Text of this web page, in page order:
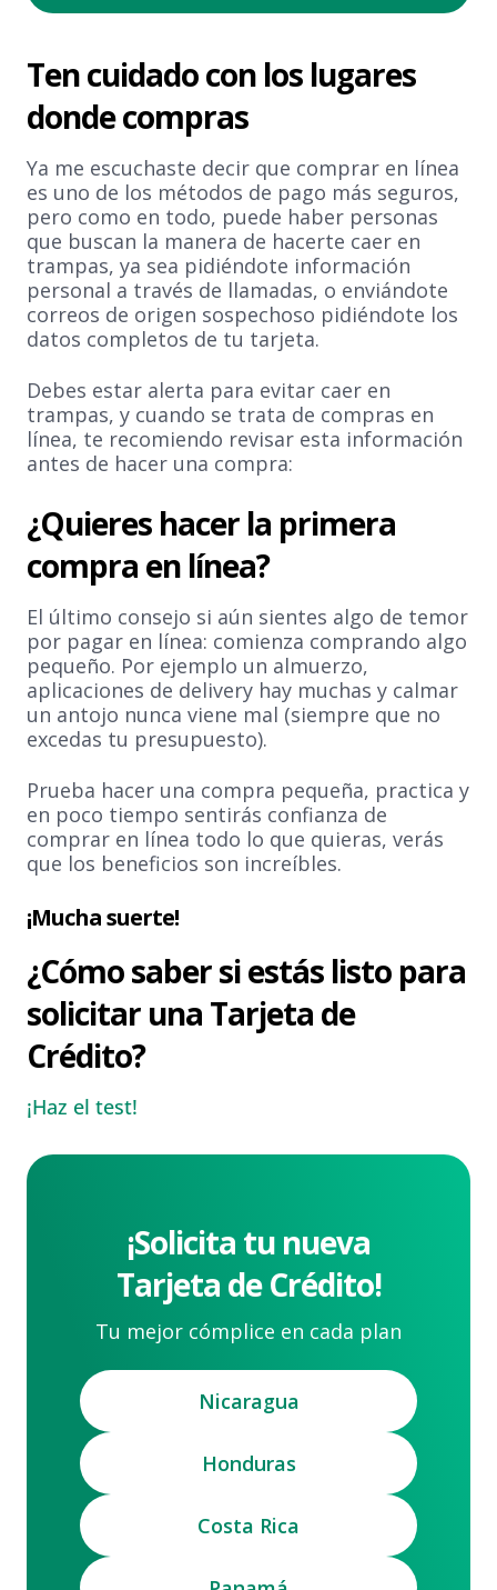
Ten cuidado con los lugares
donde compras
Ya me escuchaste decir que comprar en línea
es uno de los métodos de pago más seguros,
pero como en todo, puede haber personas
que buscan la manera de hacerte caer en
trampas, ya sea pidiéndote información
personal a través de llamadas, o enviándote
correos de origen sospechoso pidiéndote los
datos completos de tu tarjeta.
Debes estar alerta para evitar caer en
trampas, y cuando se trata de compras en
línea, te recomiendo revisar esta información
antes de hacer una compra:
¿Quieres hacer la primera
compra en línea?
El último consejo si aún sientes algo de temor
por pagar en línea: comienza comprando algo
pequeño. Por ejemplo un almuerzo,
aplicaciones de delivery hay muchas y calmar
un antojo nunca viene mal (siempre que no
excedas tu presupuesto).
Prueba hacer una compra pequeña, practica y
en poco tiempo sentirás confianza de
comprar en línea todo lo que quieras, verás
que los beneficios son increíbles.
¡Mucha suerte!
¿Cómo saber si estás listo para
solicitar una Tarjeta de
Crédito?
¡Haz el test!
¡Solicita tu nueva
Tarjeta de Crédito!
Tu mejor cómplice en cada plan
Nicaragua
Honduras
Costa Rica